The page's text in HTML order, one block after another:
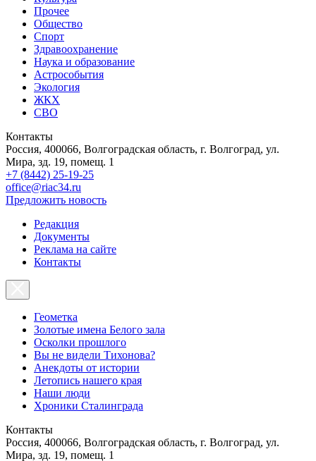
Прочее
Общество
Спорт
Здравоохранение
Наука и образование
Астрособытия
Экология
ЖКХ
СВО
Контакты
Россия, 400066, Волгоградская область, г. Волгоград, ул.
Мира, зд. 19, помещ. 1
+7 (8442) 25-19-25
office@riac34.ru
Предложить новость
Редакция
Документы
Реклама на сайте
Контакты
Геометка
Золотые имена Белого зала
Осколки прошлого
Вы не видели Тихонова?
Анекдоты от истории
Летопись нашего края
Наши люди
Хроники Сталинграда
Контакты
Россия, 400066, Волгоградская область, г. Волгоград, ул.
Мира, зд. 19, помещ. 1